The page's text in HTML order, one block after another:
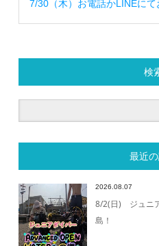
7/30（木）お電話かLINEにて
検
最近
2026.08.07
8/2(日) ジュニ
島！